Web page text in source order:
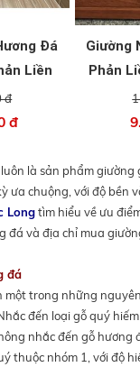
Đá
Liền
đ
đ
Giường
Phản
luôn là sản phẩm giường
ưa chuộng, với độ bền
Longtìm hiểu về ưu
đá và địa chỉ mua
đá
một trong những
đến loại gỗ quý
nhắc đến gỗ hương
thuộc nhóm 1, với độ